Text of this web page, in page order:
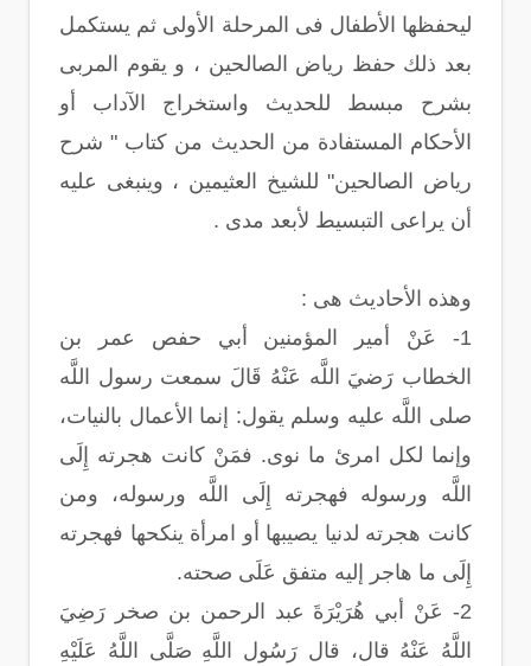
ليحفظها الأطفال فى المرحلة الأولى ثم يستكمل
بعد ذلك حفظ رياض الصالحين ، و يقوم المربى
بشرح مبسط للحديث واستخراج الآداب أو
الأحكام المستفادة من الحديث من كتاب " شرح
رياض الصالحين" للشيخ العثيمين ، وينبغى عليه
أن يراعى التبسيط لأبعد مدى .
وهذه الأحاديث هى :
1- عَنْ أمير المؤمنين أبي حفص عمر بن
الخطاب رَضيَ اللَّه عَنْهُ قَالَ سمعت رسول اللَّه
صلى اللَّه عليه وسلم يقول: إنما الأعمال بالنيات،
وإنما لكل امرئ ما نوى. فمَنْ كانت هجرته إِلَى
اللَّه ورسوله فهجرته إِلَى اللَّه ورسوله، ومن
كانت هجرته لدنيا يصيبها أو امرأة ينكحها فهجرته
إِلَى ما هاجر إليه متفق عَلَى صحته.
2- عَنْ أبي هُرَيْرَةَ عبد الرحمن بن صخر رَضِيَ
اللَّهُ عَنْهُ قال، قال رَسُول اللَّهِ صَلَّى اللَّهُ عَلَيْهِ